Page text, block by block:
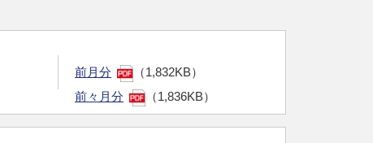
前月分
（1,832KB）
前々月分
（1,836KB）